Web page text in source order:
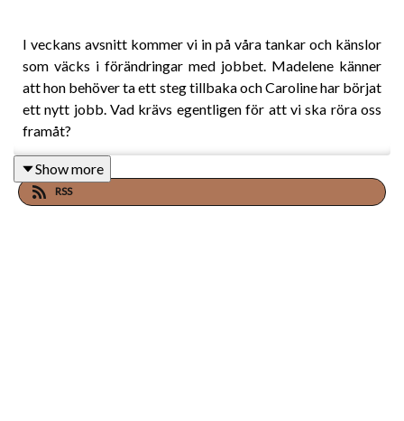
I veckans avsnitt kommer vi in på våra tankar och känslor
som väcks i förändringar med jobbet. Madelene känner
att hon behöver ta ett steg tillbaka och Caroline har börjat
ett nytt jobb. Vad krävs egentligen för att vi ska röra oss
framåt?
Kort sammanfattning:
Show more
RSS